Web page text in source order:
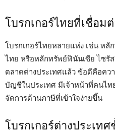
โบรกเกอร์ไทยที่เชื่อม
โบรกเกอร์ไทยหลายแห่ง เช่น ห
ไทย หรือหลักทรัพย์ฟินันเซีย ไซรั
ตลาดต่างประเทศแล้ว ข้อดีคือคว
บัญชีในประเทศ มีเจ้าหน้าที่คนไ
จัดการด้านภาษีที่เข้าใจง่ายขึ้น
โบรกเกอร์ต่างประเท